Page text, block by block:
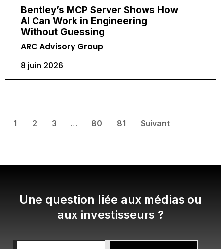
Bentley’s MCP Server Shows How
AI Can Work in Engineering
Without Guessing
ARC Advisory Group
8 juin 2026
1 2 3 … 80 81 Suivant
Une question liée aux médias ou
aux investisseurs ?